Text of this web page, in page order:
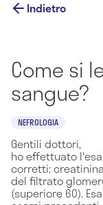
Indietro
Come si
sangue?
NEFROLOGIA
Gentili dottori,
ho effettuato
corretti:
del filtrato
(superiore 60).